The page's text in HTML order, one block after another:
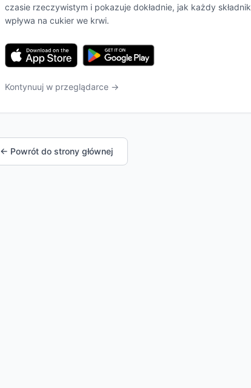
czasie rzeczywistym i pokazuje dokładnie, jak każdy składnik
wpływa na cukier we krwi.
Kontynuuj w przeglądarce →
← Powrót do strony głównej